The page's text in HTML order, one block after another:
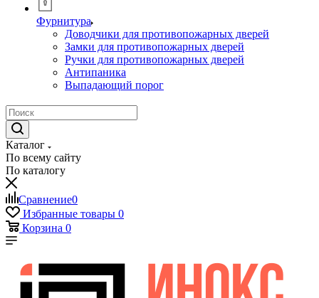
Фурнитура
Доводчики для противопожарных дверей
Замки для противопожарных дверей
Ручки для противопожарных дверей
Антипаника
Выпадающий порог
Каталог
По всему сайту
По каталогу
Сравнение0
Избранные товары 0
Корзина 0